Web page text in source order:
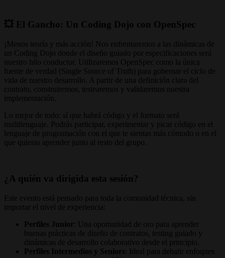
💥 El Gancho: Un Coding Dojo con OpenSpec
¡Menos teoría y más acción! Nos enfrentaremos a las dinámicas de
un Coding Dojo donde el diseño guiado por especificaciones será
nuestro hilo conductor. Utilizaremos OpenSpec como la única
fuente de verdad (Single Source of Truth) para gobernar el ciclo de
vida de nuestro desarrollo. A partir de una definición clara del
contrato, construiremos, testearemos y validaremos nuestra
implementación.
Lo mejor de todo: sí que habrá código y el formato será
multilenguaje. Podrás participar, experimentar y picar código en el
lenguaje de programación con el que te sientas más cómodo o en el
que quieras aprender junto al resto del grupo.
¿A quién va dirigida esta sesión?
Este evento está pensado para toda la comunidad técnica, sin
importar el nivel de experiencia:
Perfiles Junior
: Una oportunidad de oro para aprender
buenas prácticas de diseño de contratos, testing guiado y
dinámicas de desarrollo colaborativo desde el principio.
Perfiles Intermedios y Seniors : Ideal para debatir enfoques